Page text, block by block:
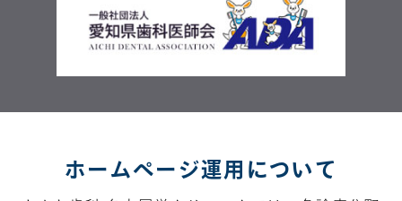
ホームページ運用について